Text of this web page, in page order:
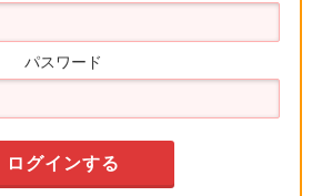
パスワード